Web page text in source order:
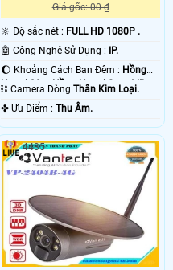
Giá gốc: 00 ₫
🔆 Độ sắc nét : FULL HD 1080P .
🤖️ Công Nghệ Sử Dụng : IP.
🌔 Khoảng Cách Ban Đêm : Hồng
Ngoại 30m Hồng Ngoại Smart IR.
⛓ Camera DòngThân Kim Loại.
️✤ Ưu Điểm :Thu Âm.
4435